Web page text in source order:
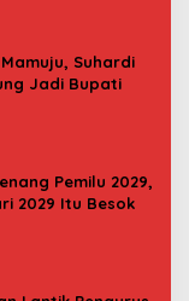
Suhardi
Jadi Bupati
Pemilu 2029,
2029 Itu Besok